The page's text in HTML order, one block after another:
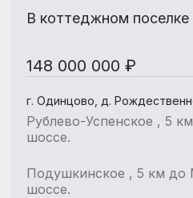
В коттеджном
148 000 000 ₽
г. Одинцово, д.
Рублево-Успенское , 5
шоссе.
Подушкинское , 5 км
шоссе.